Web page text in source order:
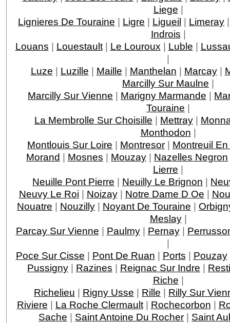
Liege |
Lignieres De Touraine | Ligre | Ligueil | Limeray
Indrois |
Louans | Louestault| Le Louroux | Luble |
|
Luze | Luzille | Maille | Manthelan | Marcay|
Marcilly Sur Maulne |
Marcilly Sur Vienne | Marigny Marmande |
Touraine |
La Membrolle Sur Choisille | Mettray |
Monthodon |
Montlouis Sur Loire | Montresor | Montreuil
Morand | Mosnes | Mouzay | Nazelles Negron
Lierre |
Neuille Pont Pierre | Neuilly Le Brignon |
Neuvy Le Roi | Noizay| Notre Dame D Oe |
Nouatre | Nouzilly | Noyant De Touraine |
Meslay|
Parcay Sur Vienne | Paulmy| Pernay|
|
Poce Sur Cisse | Pont De Ruan | Ports | Pouzay
Pussigny | Razines | Reignac Sur Indre |
Riche |
Richelieu | Rigny Usse | Rille | Rilly Sur
Riviere | La Roche Clermault| Rochecorbon |
Sache | Saint Antoine Du Rocher | Saint